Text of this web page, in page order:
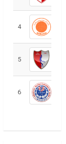
4
5
6